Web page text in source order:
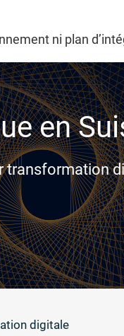
ni plan
en
transformation
digitale